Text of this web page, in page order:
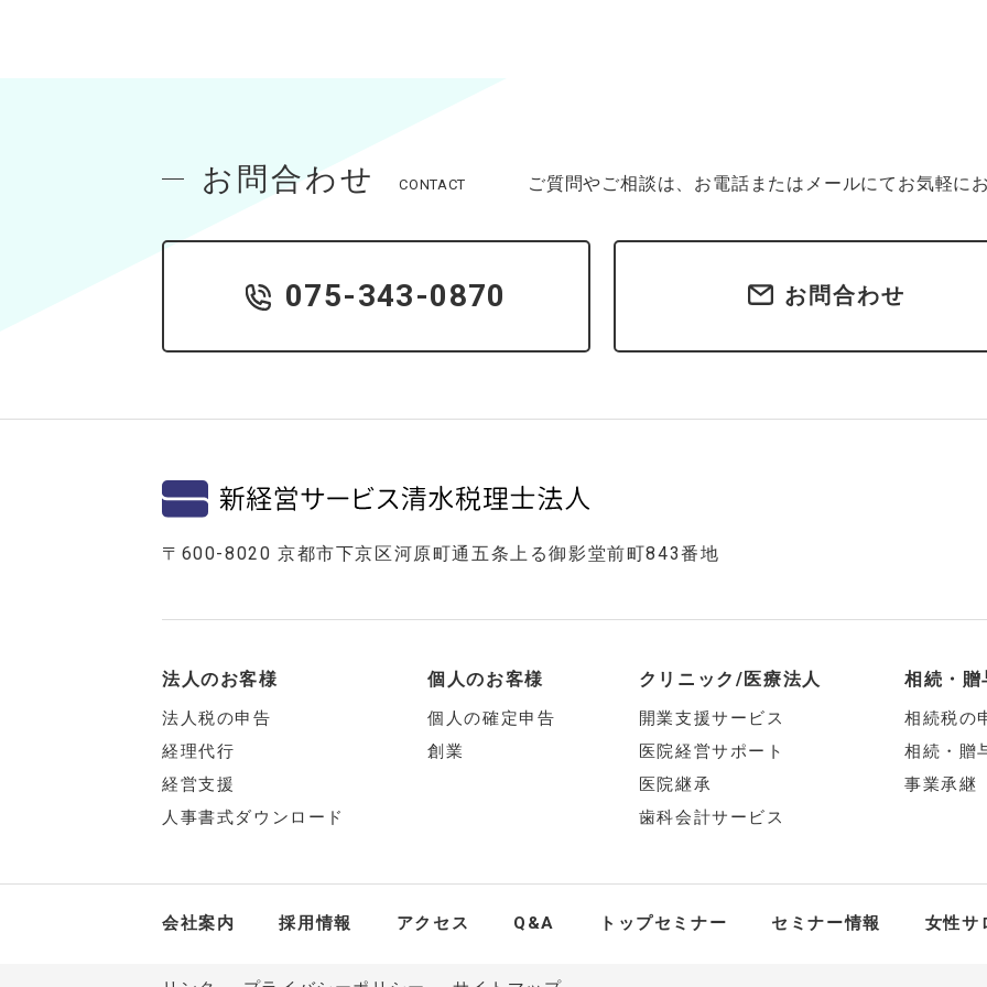
お問合わせ CONTACT ご質問やご相談は、お電話またはメールにてお気軽に
075-343-0870 お問合わせ
〒600-8020 京都市下京区河原町通五条上る御影堂前町843番地
法人のお客様
法人税の申告
経理代行
経営支援
人事書式ダウンロード
個人のお客様
個人の確定申告
創業
クリニック/医療法人
開業支援サービス
医院経営サポート
医院継承
歯科会計サービス
相続・
相続税の
相続・贈
事業承継
会社案内 採用情報 アクセス Q&A トップセミナー セミナー情報 女性サ